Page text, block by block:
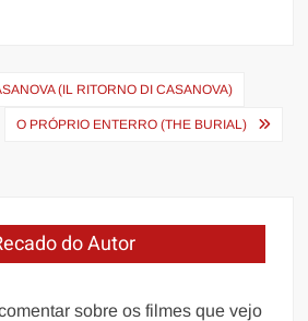
(IL RITORNO DI CASANOVA)
O PRÓPRIO ENTERRO (THE BURIAL)
do Autor
sobre os filmes que vejo